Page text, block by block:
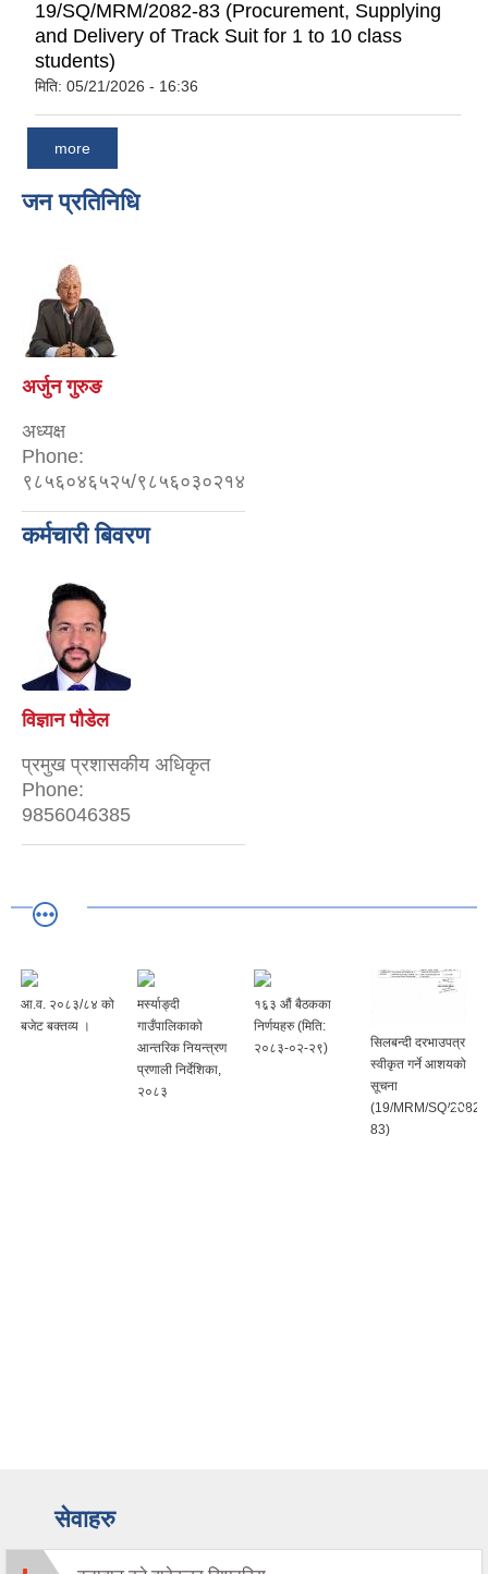
19/SQ/MRM/2082-83 (Procurement, Supplying
and Delivery of Track Suit for 1 to 10 class
students)
मिति: 05/21/2026 - 16:36
more
जन प्रतिनिधि
अर्जुन गुरुङ
अध्यक्ष
Phone:
९८५६०४६५२५/९८५६०३०२१४
जुना माया थापा
उपाध्यक्ष
Phone:
9856046526
कर्मचारी बिवरण
विज्ञान पौडेल
प्रमुख प्रशासकीय अधिकृत
Phone:
9856046385
आ.व. २०८३/८४ को
बजेट बक्तव्य ।
मर्स्याङ्दी
गाउँपालिकाको
आन्तरिक नियन्त्रण
प्रणाली निर्देशिका,
२०८३
१६़३ औं बैठकका
निर्णयहरु (मिति:
२०८३-०२-२९)
सिलबन्दी दरभाउपत्र
स्वीकृत गर्ने आशयको
सूचना
(19/MRM/SQ/2082-
83)
सेवाहरु